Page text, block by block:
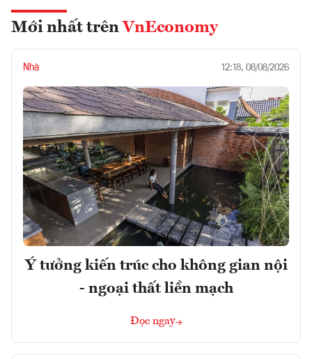
Mới nhất trên VnEconomy
Nhà 12:18, 08/08/2026
Ý tưởng kiến trúc cho không gian nội
- ngoại thất liền mạch
Đọc ngay